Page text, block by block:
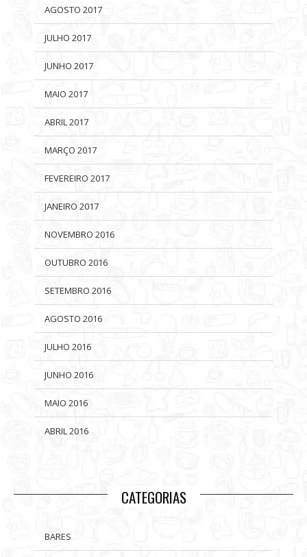
AGOSTO 2017
JULHO 2017
JUNHO 2017
MAIO 2017
ABRIL 2017
MARÇO 2017
FEVEREIRO 2017
JANEIRO 2017
NOVEMBRO 2016
OUTUBRO 2016
SETEMBRO 2016
AGOSTO 2016
JULHO 2016
JUNHO 2016
MAIO 2016
ABRIL 2016
CATEGORIAS
BARES